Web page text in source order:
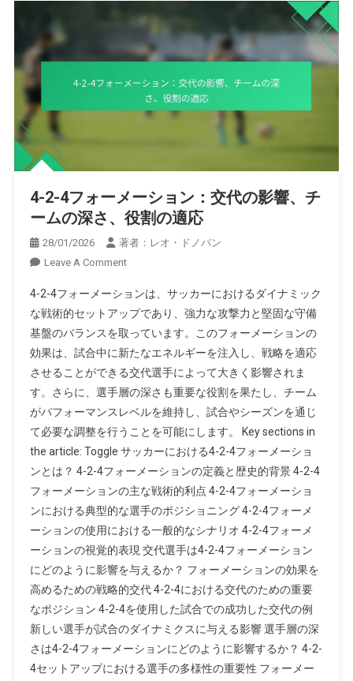
4-2-4フォーメーション：交代の影響、チ
ームの深さ、役割の適応
28/01/2026
著者：レオ・ドノバン
Leave A CommentOn
2-
4
フ
ォ
ー
メ
ー
代
の
影
響、
チ
ー
ム
の
4-2-4フォーメーションは、サッカーにおけるダイナミック
な戦術的セットアップであり、強力な攻撃力と堅固な守備
基盤のバランスを取っています。このフォーメーションの
効果は、試合中に新たなエネルギーを注入し、戦略を適応
させることができる交代選手によって大きく影響されま
す。さらに、選手層の深さも重要な役割を果たし、チーム
がパフォーマンスレベルを維持し、試合やシーズンを通じ
て必要な調整を行うことを可能にします。 Key sections in
the article: Toggle サッカーにおける4-2-4フォーメーショ
ンとは？ 4-2-4フォーメーションの定義と歴史的背景 4-2-4
フォーメーションの主な戦術的利点 4-2-4フォーメーショ
ンにおける典型的な選手のポジショニング 4-2-4フォーメ
ーションの使用における一般的なシナリオ 4-2-4フォーメ
ーションの視覚的表現 交代選手は4-2-4フォーメーション
にどのように影響を与えるか？ フォーメーションの効果を
高めるための戦略的交代 4-2-4における交代のための重要
なポジション 4-2-4を使用した試合での成功した交代の例
新しい選手が試合のダイナミクスに与える影響 選手層の深
さは4-2-4フォーメーションにどのように影響するか？ 4-2-
4セットアップにおける選手の多様性の重要性 フォーメー